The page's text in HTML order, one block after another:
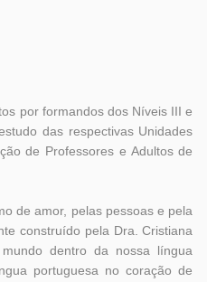
por formandos dos Níveis III e
das respectivas Unidades
de Professores e Adultos de
de amor, pelas pessoas e pela
construído pela Dra. Cristiana
dentro da nossa língua
portuguesa no coração de